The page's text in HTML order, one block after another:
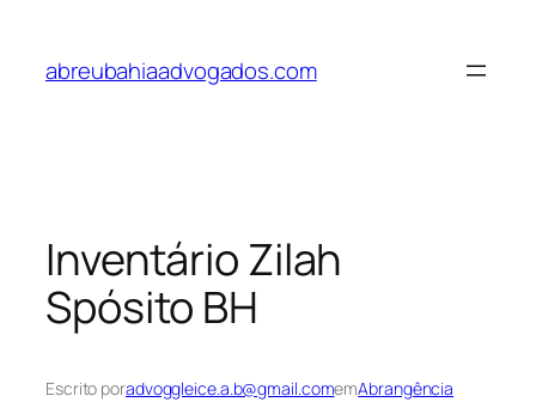
abreubahiaadvogados.com
Inventário Zilah
Spósito BH
Escrito poradvoggleice.a.b@gmail.comemAbrangência